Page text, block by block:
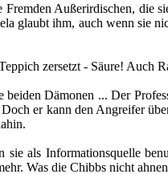
Außerirdischen, die
glaubt ihm, auch wenn sie
zersetzt - Säure!
Dämonen ... Der
er kann den Angreifer
als Informationsquelle
Was die Chibbs nicht